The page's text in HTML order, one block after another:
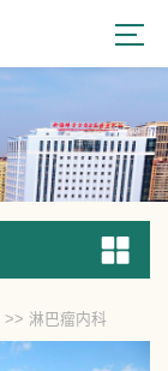
>> 淋巴瘤内科